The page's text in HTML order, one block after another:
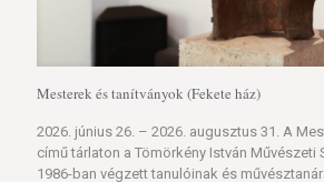
Mesterek és tanítványok (Fekete ház)
2026. június 26. – 2026. augusztus 31. A
című tárlaton a Tömörkény István
1986-ban végzett tanulóinak és